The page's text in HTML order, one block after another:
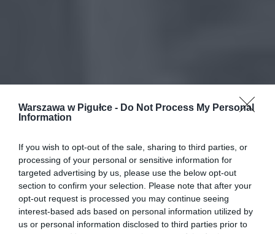
Warszawa w Pigułce - Do Not Process My Personal
Information
If you wish to opt-out of the sale, sharing to third parties, or
processing of your personal or sensitive information for
targeted advertising by us, please use the below opt-out
section to confirm your selection. Please note that after your
opt-out request is processed you may continue seeing
interest-based ads based on personal information utilized by
us or personal information disclosed to third parties prior to